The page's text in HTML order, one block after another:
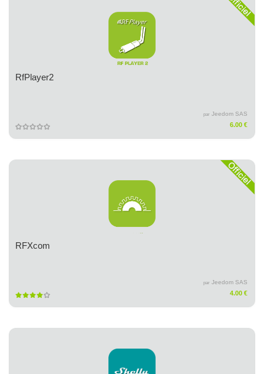
RfPlayer2
par Jeedom SAS
6.00 €
RFXcom
par Jeedom SAS
4.00 €